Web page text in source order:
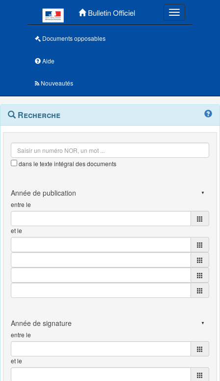
Bulletin Officiel Toggle
Documents opposables
Aide
Nouveautés
Navigation
outils
Menu
contextuel
Recherche
dans le texte intégral des documents
entre le
et le
entre le
et le